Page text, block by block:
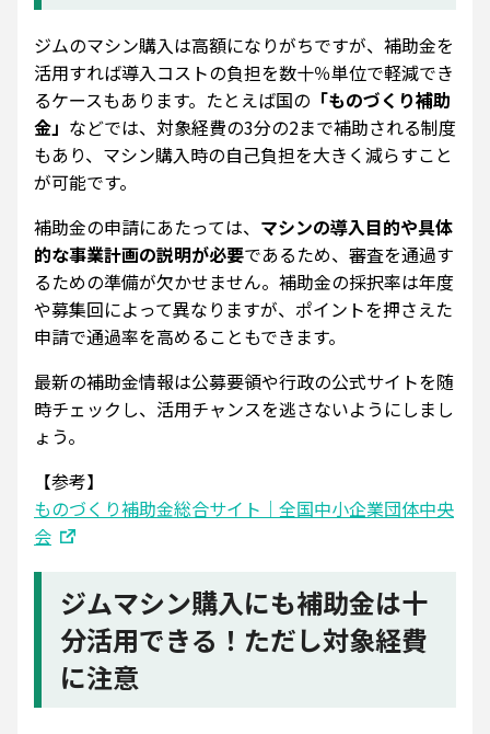
ジムのマシン購入は高額になりがちですが、補助金を
活用すれば導入コストの負担を数十％単位で軽減でき
るケースもあります。たとえば国の 「ものづくり補助
金」 などでは、対象経費の3分の2まで補助される制度
もあり、マシン購入時の自己負担を大きく減らすこと
が可能です。
補助金の申請にあたっては、 マシンの導入目的や具体
的な事業計画の説明が必要であるため、審査を通過す
るための準備が欠かせません。補助金の採択率は年度
や募集回によって異なりますが、ポイントを押さえた
申請で通過率を高めることもできます。
最新の補助金情報は公募要領や行政の公式サイトを随
時チェックし、活用チャンスを逃さないようにしまし
ょう。
【参考】
ものづくり補助金総合サイト｜全国中小企業団体中央
会
ジムマシン購入にも補助金は十
分活用できる！ただし対象経費
に注意